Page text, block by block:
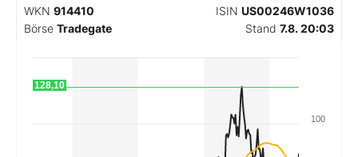
Abo & Shop
WKN 914410 ISIN US00246W1036
Börse Tradegate Stand 7.8. 20:03
100
128,10